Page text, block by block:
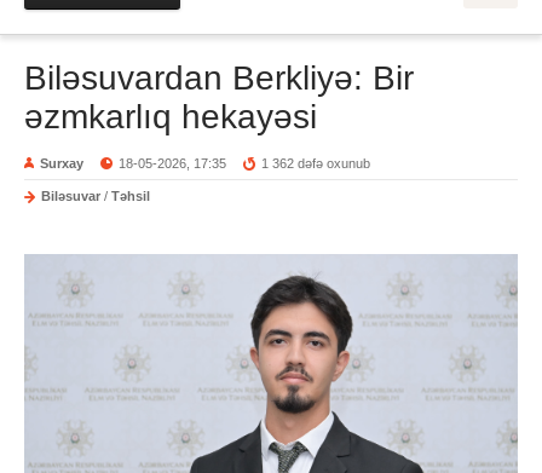
Biləsuvardan Berkliyə: Bir
əzmkarlıq hekayəsi
Surxay 18-05-2026, 17:35 1 362 dəfə oxunub
Biləsuvar / Təhsil